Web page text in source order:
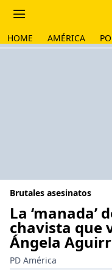
HOME AMÉRICA
Brutales asesinatos
La ‘manada’
chavista que
Ángela
PD América